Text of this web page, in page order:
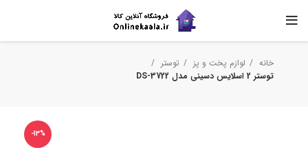
خانه لوازم پخت و پز
توستر
توستر 2 اسلایس دسینی مدل DS-3722
-13%